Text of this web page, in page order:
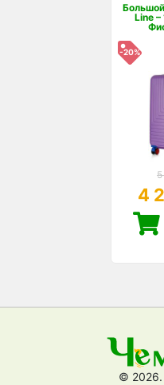
Line –
-20%
5
4
© 2026.